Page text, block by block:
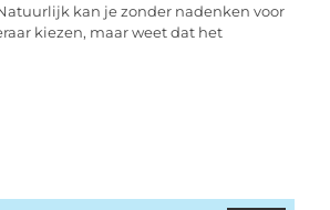
kan je zonder nadenken voor
kiezen, maar weet dat het